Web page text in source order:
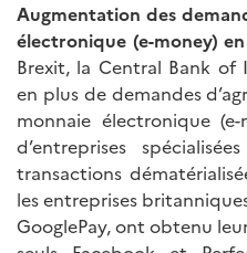
Augmentation des
électronique (e-money)
Brexit, la Central Bank of
en plus de demandes
monnaie électronique
d’entreprises
transactions
les entreprises
GooglePay, ont obtenu